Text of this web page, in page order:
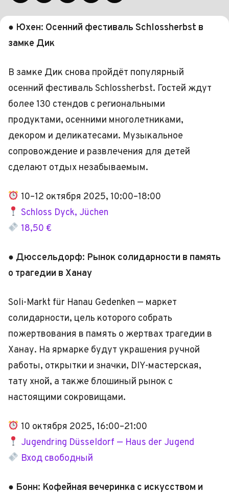
● Юхен: Осенний фестиваль Schlossherbst в
замке Дик
В замке Дик снова пройдёт популярный
осенний фестиваль Schlossherbst. Гостей ждут
более 130 стендов с региональными
продуктами, осенними многолетниками,
декором и деликатесами. Музыкальное
сопровождение и развлечения для детей
сделают отдых незабываемым.
10–12 октября 2025, 10:00–18:00
Schloss Dyck, Jüchen
18,50 €
● Дюссельдорф: Рынок солидарности в память
о трагедии в Ханау
Soli-Markt für Hanau Gedenken — маркет
солидарности, цель которого собрать
пожертвования в память о жертвах трагедии в
Ханау. На ярмарке будут украшения ручной
работы, открытки и значки, DIY-мастерская,
тату хной, а также блошиный рынок с
настоящими сокровищами.
10 октября 2025, 16:00–21:00
Jugendring Düsseldorf — Haus der Jugend
Вход свободный
● Бонн: Кофейная вечеринка с искусством и